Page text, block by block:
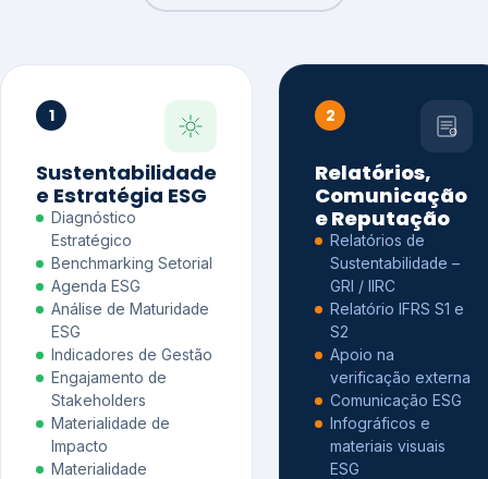
1
Sustentabilidade
e Estratégia ESG
Diagnóstico
Estratégico
Benchmarking Setorial
Agenda ESG
Análise de Maturidade
ESG
Indicadores de Gestão
Engajamento de
Stakeholders
Materialidade de
Impacto
Materialidade
2
Relatórios,
Comunicação
e Reputação
Relatórios de
Sustentabilidade –
GRI / IIRC
Relatório IFRS S1 e
S2
Apoio na
verificação externa
Comunicação ESG
Infográficos e
materiais visuais
ESG